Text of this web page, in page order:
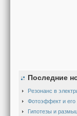
Последние
Резонанс в
Фотоэффект и его
Гипотезы и